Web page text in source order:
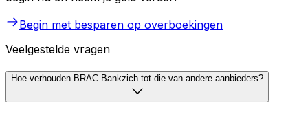
Begin met besparen op overboekingen
Veelgestelde vragen
Hoe verhouden BRAC Bankzich tot die van andere aanbieders?